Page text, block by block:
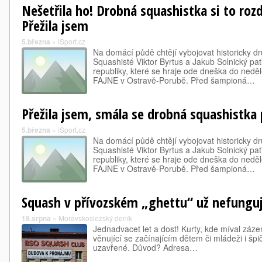
Nešetřila ho! Drobná squashistka si to
Přežila jsem
5.března » iSport.cz
Na domácí půdě chtějí vybojovat historicky
Squashisté Viktor Byrtus a Jakub Solnický
republiky, které se hraje ode dneška do
FAJNE v Ostravě-Porubě. Před šampioná…
Přežila jsem, smála se drobná
5.března » iSport.cz
Na domácí půdě chtějí vybojovat historicky
Squashisté Viktor Byrtus a Jakub Solnický
republiky, které se hraje ode dneška do
FAJNE v Ostravě-Porubě. Před šampioná…
Squash v přívozském „ghettu“ už
18.srpna » Moravskoslezský deník
Jednadvacet let a dost! Kurty, kde míval
věnující se začínajícím dětem či mládeži i
uzavřené. Důvod? Adresa…